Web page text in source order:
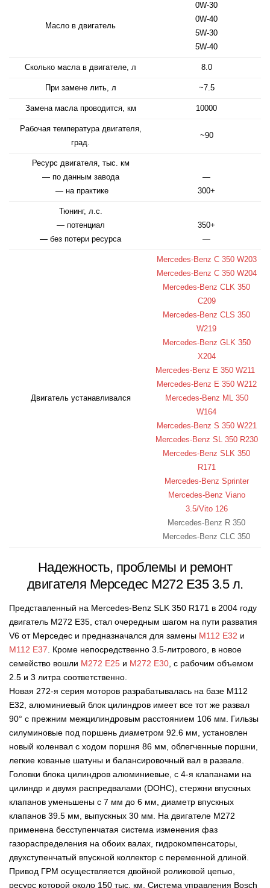
Масло в двигатель
0W-30
0W-40
5W-30
5W-40
Сколько масла в двигателе, л 8.0
При замене лить, л ~7.5
Замена масла проводится, км 10000
Рабочая температура двигателя,
град.
~90
Ресурс двигателя, тыс. км
— по данным завода
— на практике
—
300+
Тюнинг, л.с.
— потенциал
— без потери ресурса
350+
—
Двигатель устанавливался
Mercedes-Benz C 350 W203
Mercedes-Benz C 350 W204
Mercedes-Benz CLK 350
C209
Mercedes-Benz CLS 350
W219
Mercedes-Benz GLK 350
X204
Mercedes-Benz E 350 W211
Mercedes-Benz E 350 W212
Mercedes-Benz ML 350
W164
Mercedes-Benz S 350 W221
Mercedes-Benz SL 350 R230
Mercedes-Benz SLK 350
R171
Mercedes-Benz Sprinter
Mercedes-Benz Viano
3.5/Vito 126
Mercedes-Benz R 350
Mercedes-Benz CLC 350
Надежность, проблемы и ремонт
двигателя Мерседес М272 Е35 3.5 л.
Представленный на Mercedes-Benz SLK 350 R171 в 2004 году
двигатель М272 Е35, стал очередным шагом на пути разватия
V6 от Мерседес и предназначался для замены М112 Е32 и
M112 E37 . Кроме непосредственно 3.5-литрового, в новое
семейство вошли М272 Е25 и М272 Е30 , с рабочим объемом
2.5 и 3 литра соответственно.
Новая 272-я серия моторов разрабатывалась на базе М112
Е32, алюминиевый блок цилиндров имеет все тот же развал
90° с прежним межцилиндровым расстоянием 106 мм. Гильзы
силуминовые под поршень диаметром 92.6 мм, установлен
новый коленвал с ходом поршня 86 мм, облегченные поршни,
легкие кованые шатуны и балансировочный вал в развале.
Головки блока цилиндров алюминиевые, с 4-я клапанами на
цилиндр и двумя распредвалами (DOHC), стержни впускных
клапанов уменьшены с 7 мм до 6 мм, диаметр впускных
клапанов 39.5 мм, выпускных 30 мм. На двигателе М272
применена бесступенчатая система изменения фаз
газораспределения на обоих валах, гидрокомпенсаторы,
двухступенчатый впускной коллектор с переменной длиной.
Привод ГРМ осуществляется двойной роликовой цепью,
ресурс которой около 150 тыс. км. Система управления Bosch